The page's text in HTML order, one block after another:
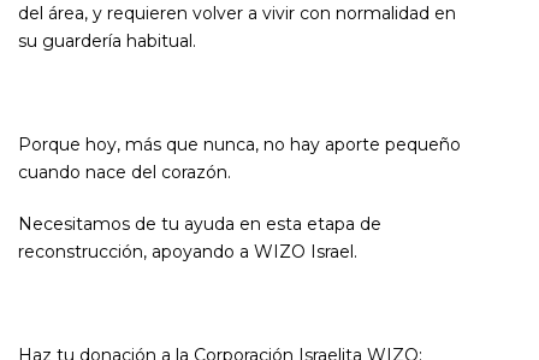
del área, y requieren volver a vivir con normalidad en
su guardería habitual.
Porque hoy, más que nunca, no hay aporte pequeño
cuando nace del corazón.
Necesitamos de tu ayuda en esta etapa de
reconstrucción, apoyando a WIZO Israel.
Haz tu donación a la Corporación Israelita WIZO: